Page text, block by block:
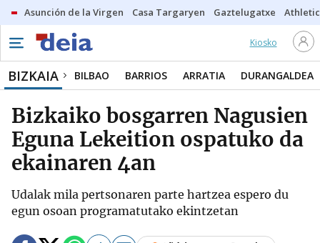
Asunción de la Virgen Casa Targaryen Gaztelugatxe Athletic
Kiosko
BIZKAIA BILBAO BARRIOS ARRATIA DURANGALDEA
Bizkaiko bosgarren Nagusien
Eguna Lekeition ospatuko da
ekainaren 4an
Udalak mila pertsonaren parte hartzea espero du
egun osoan programatutako ekintzetan